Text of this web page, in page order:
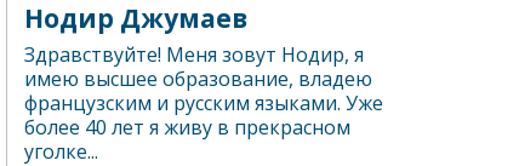
Нодир Джумаев
Здравствуйте! Меня зовут Нодир, я
имею высшее образование, владею
французским и русским языками. Уже
более 40 лет я живу в прекрасном
уголке...